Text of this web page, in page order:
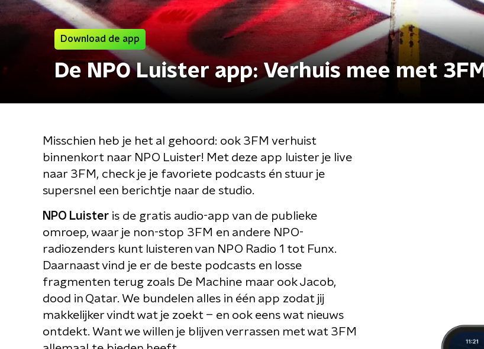
Download de app
De NPO Luister app: Verhuis mee met 3FM
Misschien heb je het al gehoord: ook 3FM verhuist
binnenkort naar NPO Luister! Met deze app luister je live
naar 3FM, check je je favoriete podcasts én stuur je
supersnel een berichtje naar de studio.
NPO Luister is de gratis audio-app van de publieke
omroep, waar je non-stop 3FM en andere NPO-
radiozenders kunt luisteren van NPO Radio 1 tot Funx.
Daarnaast vind je er de beste podcasts en losse
fragmenten terug zoals De Machine maar ook Jacob,
dood in Qatar. We bundelen alles in één app zodat jij
makkelijker vindt wat je zoekt – en ook eens wat nieuws
ontdekt. Want we willen je blijven verrassen met wat 3FM